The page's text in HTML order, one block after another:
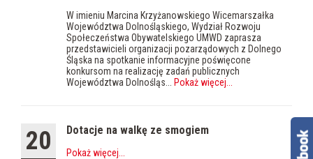
W imieniu Marcina Krzyżanowskiego Wicemarszałka
Województwa Dolnośląskiego, Wydział Rozwoju
Społeczeństwa Obywatelskiego UMWD zaprasza
przedstawicieli organizacji pozarządowych z Dolnego
Śląska na spotkanie informacyjne poświęcone
konkursom na realizację zadań publicznych
Województwa Dolnośląs...
Pokaż więcej
20 Dotacje na walkę ze smogiem
Pokaż więcej